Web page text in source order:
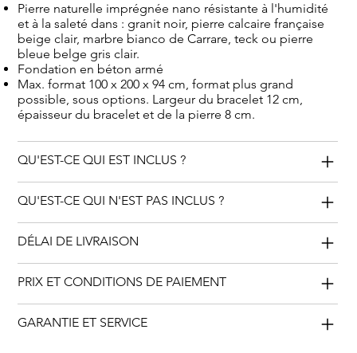
Pierre naturelle imprégnée nano résistante à l'humidité
et à la saleté dans : granit noir, pierre calcaire française
beige clair, marbre bianco de Carrare, teck ou pierre
bleue belge gris clair.
Fondation en béton armé
Max. format 100 x 200 x 94 cm, format plus grand
possible, sous options. Largeur du bracelet 12 cm,
épaisseur du bracelet et de la pierre 8 cm.
QU'EST-CE QUI EST INCLUS ?
QU'EST-CE QUI N'EST PAS INCLUS ?
DÉLAI DE LIVRAISON
PRIX ET CONDITIONS DE PAIEMENT
GARANTIE ET SERVICE